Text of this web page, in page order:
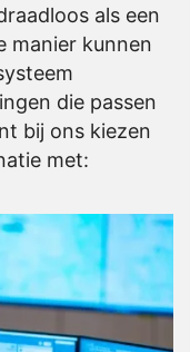
als een
manier kunnen
die passen
bij ons kiezen
met: